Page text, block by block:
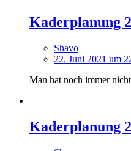
Kaderplanung
Shavo
22. Juni 2021 um
Man hat noch immer
Kaderplanung